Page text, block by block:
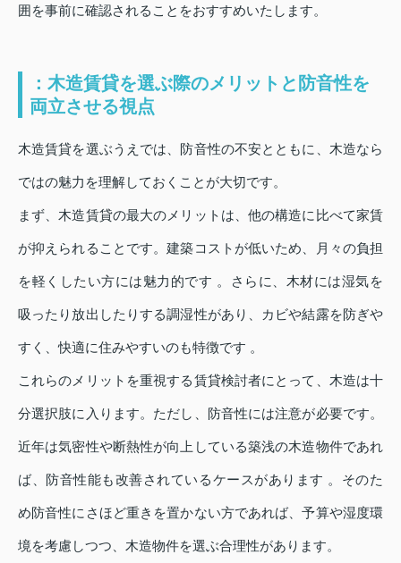
囲を事前に確認されることをおすすめいたします。
：木造賃貸を選ぶ際のメリットと防音性を
両立させる視点
木造賃貸を選ぶうえでは、防音性の不安とともに、木造なら
ではの魅力を理解しておくことが大切です。
まず、木造賃貸の最大のメリットは、他の構造に比べて家賃
が抑えられることです。建築コストが低いため、月々の負担
を軽くしたい方には魅力的です 。さらに、木材には湿気を
吸ったり放出したりする調湿性があり、カビや結露を防ぎや
すく、快適に住みやすいのも特徴です 。
これらのメリットを重視する賃貸検討者にとって、木造は十
分選択肢に入ります。ただし、防音性には注意が必要です。
近年は気密性や断熱性が向上している築浅の木造物件であれ
ば、防音性能も改善されているケースがあります 。そのた
め防音性にさほど重きを置かない方であれば、予算や湿度環
境を考慮しつつ、木造物件を選ぶ合理性があります。